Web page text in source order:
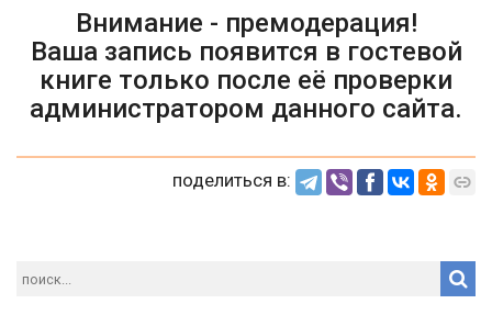
Внимание - премодерация!
Ваша запись появится в гостевой
книге только после её проверки
администратором данного сайта.
поделиться в: